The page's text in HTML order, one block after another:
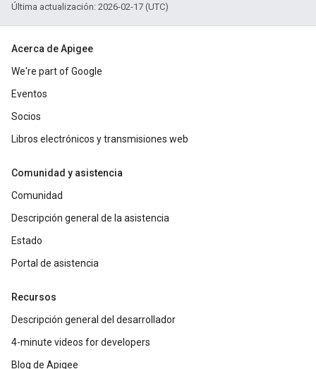
Última actualización: 2026-02-17 (UTC)
Acerca de Apigee
We're part of Google
Eventos
Socios
Libros electrónicos y transmisiones web
Comunidad y asistencia
Comunidad
Descripción general de la asistencia
Estado
Portal de asistencia
Recursos
Descripción general del desarrollador
4-minute videos for developers
Blog de Apigee